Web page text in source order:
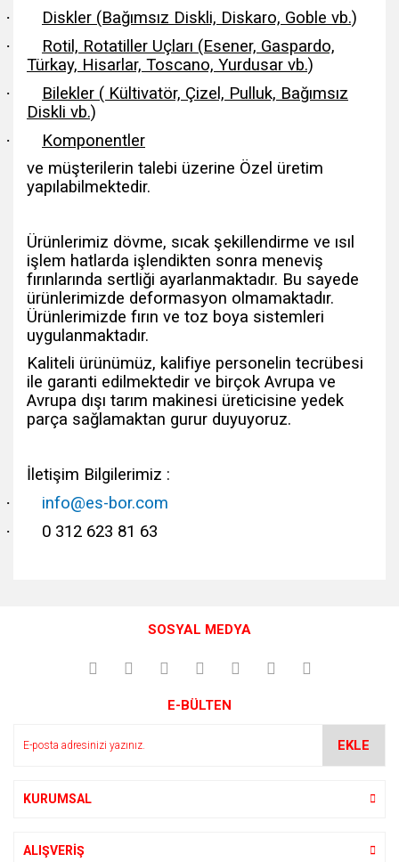
· Diskler (Bağımsız Diskli, Diskaro, Goble vb.)
·
Rotil, Rotatiller Uçları (Esener, Gaspardo,
Türkay, Hisarlar, Toscano, Yurdusar vb.)
·
Bilekler ( Kültivatör, Çizel, Pulluk, Bağımsız
Diskli vb.)
·
Komponentler
ve müşterilerin talebi üzerine Özel üretim
yapılabilmektedir.
Ürünlerimiz dövme, sıcak şekillendirme ve ısıl
işlem hatlarda işlendikten sonra meneviş
fırınlarında sertliği ayarlanmaktadır. Bu sayede
ürünlerimizde deformasyon olmamaktadır.
Ürünlerimizde fırın ve toz boya sistemleri
uygulanmaktadır.
Kaliteli ürünümüz, kalifiye personelin tecrübesi
ile garanti edilmektedir ve birçok Avrupa ve
Avrupa dışı tarım makinesi üreticisine yedek
parça sağlamaktan gurur duyuyoruz.
İletişim Bilgilerimiz :
· info@es-bor.com
· 0 312 623 81 63
Yorum Yaz
Görüş ve önerileriniz için teşekkür ederiz.
Ürün açıklamasında eksik bilgiler bulunuyor.
SOSYAL MEDYA
E-BÜLTEN
EKLE
KURUMSAL
ALIŞVERİŞ